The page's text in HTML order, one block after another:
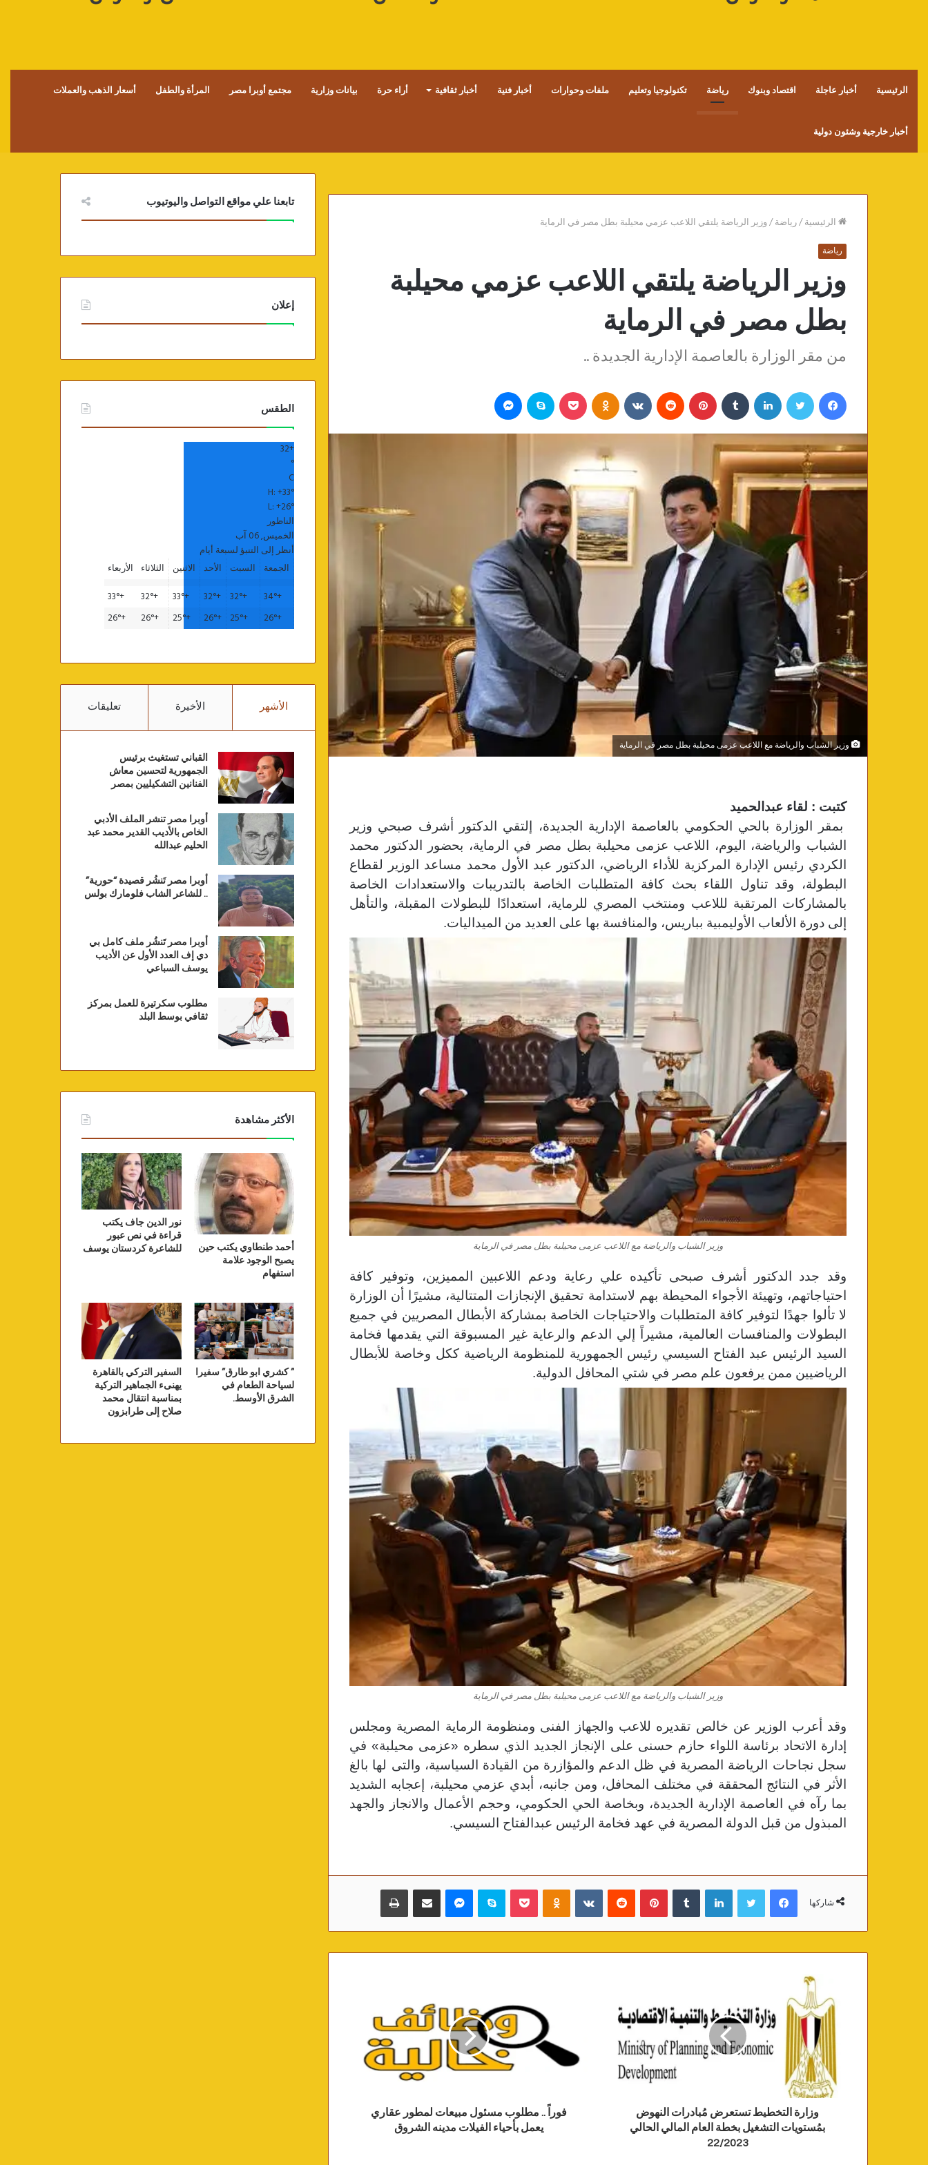
الرئيسية أخبار عاجلة اقتصاد وبنوك رياضة تكنولوجيا وتعليم ملفات وحوارات أخبار فنية أخبار ثقافية أراء حرة بيانات وزارية مجتمع أوبرا مصر المرأة والطفل أسعار الذهب والعملات
أخبار خارجية وشئون دولية
الرئيسية/رياضة/وزير الرياضة يلتقي اللاعب عزمي محيلبة بطل مصر في الرماية
رياضة
وزير الرياضة يلتقي اللاعب عزمي محيلبة
بطل مصر في الرماية
من مقر الوزارة بالعاصمة الإدارية الجديدة ..
وزير الشباب والرياضة مع اللاعب عزمى محيلبة بطل مصر في الرماية
كتبت : لقاء عبدالحميد
بمقر الوزارة بالحي الحكومي بالعاصمة الإدارية الجديدة، إلتقي الدكتور أشرف صبحي وزير
الشباب والرياضة، اليوم، اللاعب عزمى محيلبة بطل مصر في الرماية، بحضور الدكتور محمد
الكردي رئيس الإدارة المركزية للأداء الرياضي، الدكتور عبد الأول محمد مساعد الوزير لقطاع
البطولة، وقدتناول اللقاء بحث كافة المتطلبات الخاصة بالتدريبات والاستعدادات الخاصة
بالمشاركات المرتقبة لللاعب ومنتخب المصري للرماية، استعدادًا للبطولات المقبلة، والتأهل
إلى دورة الألعاب الأوليمبية بباريس، والمنافسة بها على العديد من الميداليات.
وزير الشباب والرياضة مع اللاعب عزمى محيلبة بطل مصر في الرماية
وقد جدد الدكتور أشرف صبحى تأكيده علي رعاية ودعم اللاعبين المميزين، وتوفير كافة
احتياجاتهم، وتهيئة الأجواء المحيطة بهم لاستدامة تحقيق الإنجازات المتتالية، مشيرًا أن الوزارة
لا تألوا جهدًا لتوفير كافة المتطلبات والاحتياجات الخاصة بمشاركة الأبطال المصريين في جميع
البطولات والمنافسات العالمية، مشيراً
إلي الدعم والرعاية غير المسبوقة التي يقدمها فخامة
السيد الرئيس عبد الفتاح السيسي رئيس الجمهورية للمنظومة الرياضية ككل وخاصة للأبطال
الرياضيين ممن يرفعون علم مصر في شتي المحافل الدولية.
وزير الشباب والرياضة مع اللاعب عزمى محيلبة بطل مصر في الرماية
وقد أعرب الوزير عن خالص تقديره للاعب والجهاز الفنى ومنظومة الرماية المصرية ومجلس
إدارة الاتحاد برئاسة اللواء حازم حسنى على الإنجاز الجديد الذي سطره «عزمى محيلبة» في
سجل نجاحات الرياضة المصرية في ظل الدعم والمؤازرة من القيادة السياسية، والتى لها بالغ
الأثر في النتائج المحققة في مختلف المحافل، ومن جانبه، أبدي عزمي محيلبة، إعجابه الشديد
بما رآه في العاصمة الإدارية الجديدة، وبخاصة الحي الحكومي، وحجم الأعمال والانجاز والجهد
المبذول من قبل الدولة المصرية في عهد فخامة الرئيس عبدالفتاح السيسي.
شاركها
فيسبوك لينكدإن بينتيريست بوكيت سكايب
وزارة التخطيط تستعرض مُبادرات النهوض
بمُستويات التشغيل بخطة العام المالي الحالي
22/2023
فوراً .. مطلوب مسئول مبيعات لمطور عقاري
يعمل بأحياء الفيلات مدينه الشروق
تابعنا علي مواقع التواصل واليوتيوب
إعلان
الطقس
+
32
°
C
H:+33°
L:+26°
الناظور
الخميس, 06 آب
أنظر إلى التنبؤ لسبعة أيام
الجمعة
السبت الأحد الاثنين الثلاثاء
الأربعاء
+
34°
+
32°
+
32°
+
33°
+
32°
+
33°
+
26°
+
25°
+
26°
+
25°
+
26°
+
26°
الأشهر الأخيرة تعليقات
القباني تستغيث برئيس
الجمهورية لتحسين معاش
الفنانين التشكيليين بمصر
أوبرا مصر تنشر الملف الأدبي
الخاص بالأديب القدير محمد عبد
الحليم عبدالله
أوبرا مصر تَنشُر قصيدة “حورية”
.. للشاعر الشاب فلومارك بولس
أوبرا مصر تَنشُر ملف كامل بي
دي إف العدد الأول عن الأديب
يوسف السباعي
مطلوب سكرتيرة للعمل بمركز
ثقافي بوسط البلد
الأكثر مشاهدة
أحمد طنطاوي يكتب حين
يصبح الوجود علامة
استفهام
نور الدين جاف يكتب
قراءة في نص عبور
للشاعرة كردستان يوسف
” كشري ابو طارق” سفيرا
لسياحة الطعام في
الشرق الأوسط.
السفير التركي بالقاهرة
يهنىء الجماهير التركية
بمناسبة انتقال محمد
صلاح إلى طرابزون